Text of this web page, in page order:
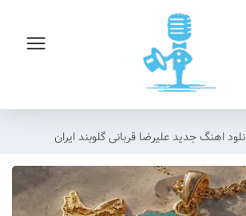
اهنگ جدید علیرضا قربانی گلوبند ایران